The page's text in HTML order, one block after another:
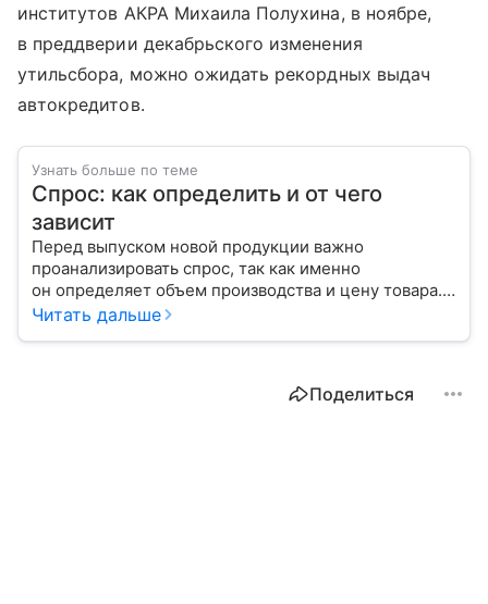
институтов АКРА Михаила Полухина, в ноябре,
в преддверии декабрьского изменения
утильсбора, можно ожидать рекордных выдач
автокредитов.
Узнать больше по теме
Спрос: как определить и от чего
зависит
Перед выпуском новой продукции важно
проанализировать спрос, так как именно
он определяет объем производства и цену товара.
С помощью эксперта расскажем, как рассчитать
Читать дальше
Поделиться